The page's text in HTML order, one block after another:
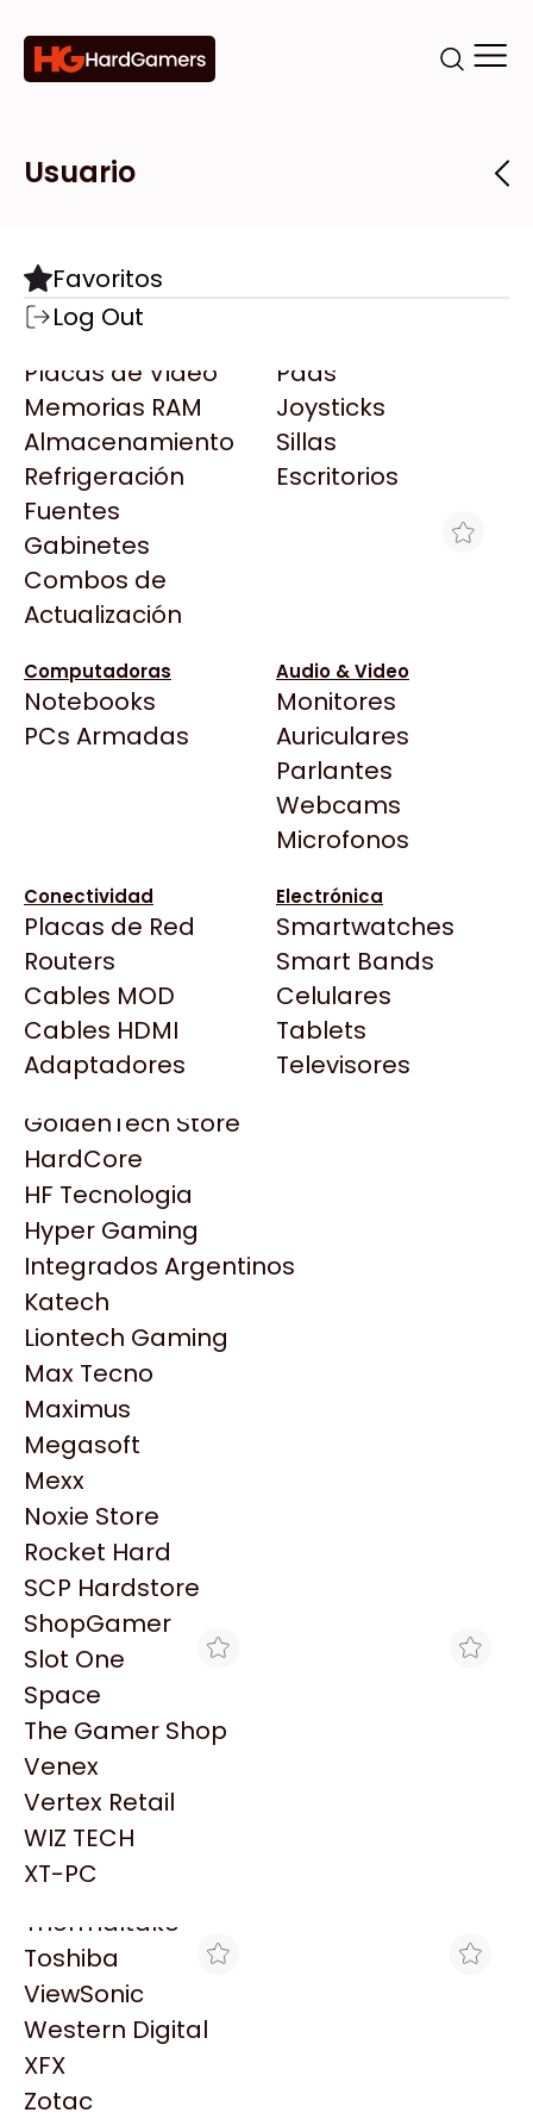
Categorías
Componentes
Motherboards
Microprocesadores
Placas de Video
Memorias RAM
Almacenamiento
Refrigeración
Fuentes
Gabinetes
Combos de
Actualización
Pads
Joysticks
Sillas
Escritorios
Computadoras
Notebooks
PCs Armadas
Audio & Video
Monitores
Auriculares
Parlantes
Webcams
Microfonos
Conectividad
Placas de Red
Routers
Cables MOD
Cables HDMI
Adaptadores
Electrónica
Smartwatches
Smart Bands
Celulares
Tablets
Televisores
Marcas
Todas las Marcas
AMD
AULA
Acer
Adata
AeroCool
Antec
Arkham
Asrock
BenQ
CX
Cooler Master
Deepcool
Dell
EVGA
Gamemax
Genesis
Genius
HP
HyperX
INNO3D
Intel
Kingston
Lenovo
Logitech
MSI
NVIDIA GeForce
NZXT
PNY
Palit
Philips
PowerColor
Razer
Redragon
Samsung
Sandisk
Sapphire
Seagate
Sentey
Solarmax
Thermaltake
Toshiba
ViewSonic
Western Digital
XFX
Zotac
Tiendas
Destacadas
Todas las Tiendas
Click Gaming
Compufan Store
Dinobyte
Full H4rd
Gaming City
Gezatek
GoldenTech Store
HardCore
HF Tecnologia
Hyper Gaming
Integrados Argentinos
Katech
Liontech Gaming
Max Tecno
Maximus
Megasoft
Mexx
Noxie Store
Rocket Hard
SCP Hardstore
ShopGamer
Slot One
Space
The Gamer Shop
Venex
Vertex Retail
WIZ TECH
XT-PC
Usuario
Favoritos
Log Out
HP 84 CAB CIAN CLARO C5020A
P/HP DJ 120 VENC
$2.437
Ver producto en la página de Max Tecno
Productos
Similares
Explorá más productos similares
MAX TECNO
HP 84 LIGHT MAGENTA
$4.874